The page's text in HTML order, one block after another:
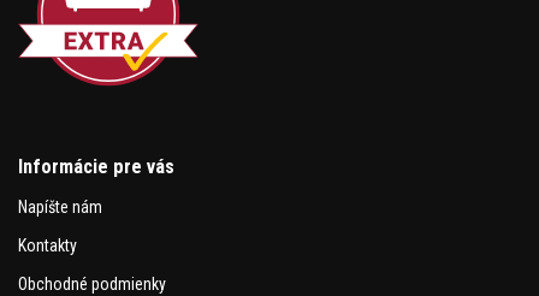
Informácie pre vás
Napíšte nám
Kontakty
Obchodné podmienky